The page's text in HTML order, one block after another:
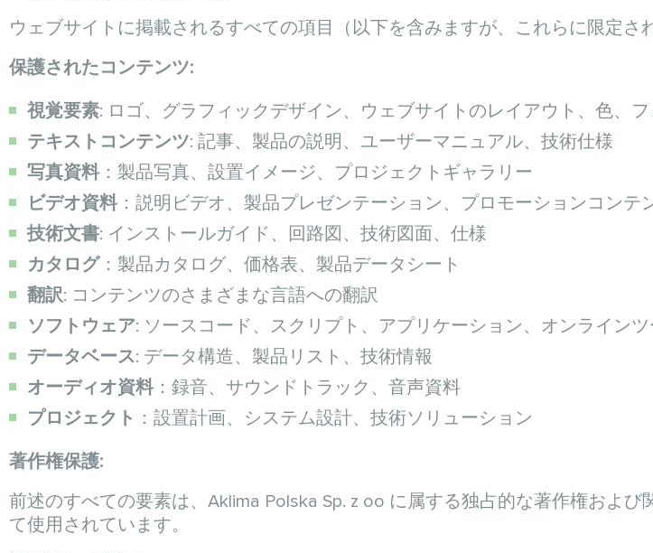
ウェブサイトに掲載されるすべての項目（以下を含みますが、これらに限定さ
保護されたコンテンツ:
視覚要素: ロゴ、グラフィックデザイン、ウェブサイトのレイアウト、色、フ
テキストコンテンツ: 記事、製品の説明、ユーザーマニュアル、技術仕様
写真資料：製品写真、設置イメージ、プロジェクトギャラリー
ビデオ資料：説明ビデオ、製品プレゼンテーション、プロモーションコンテ
技術文書: インストールガイド、回路図、技術図面、仕様
カタログ：製品カタログ、価格表、製品データシート
翻訳: コンテンツのさまざまな言語への翻訳
ソフトウェア: ソースコード、スクリプト、アプリケーション、オンライン
データベース: データ構造、製品リスト、技術情報
オーディオ資料：録音、サウンドトラック、音声資料
プロジェクト ：設置計画、システム設計、技術ソリューション
著作権保護:
前述のすべての要素は、Aklima Polska Sp. z oo に属する独占的な著作権およ
て使用されています。